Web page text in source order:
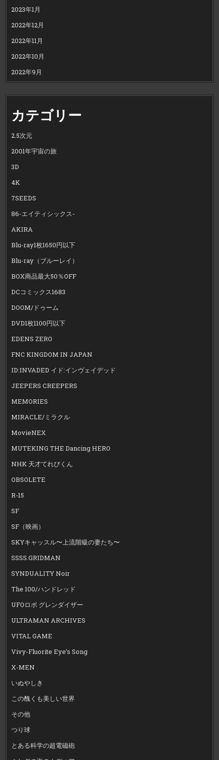
2023年1月
2022年12月
2022年11月
2022年10月
2022年9月
カテゴリー
2.5次元
2001年宇宙の旅
3D
4K
7SEEDS
86-エイティシックス-
AKIRA
Blu-ray1枚1650円以下
Blu-ray（ブルーレイ）
BOX商品最大50％OFF
DCコミックス1683
DOOM/ドゥーム
DVD1枚1100円以下
EDENS ZERO
FNC KINGDOM IN JAPAN
ID:INVADED イド:インヴェイデッド
JEEPERS CREEPERS
MEMORIES
MIRACLE/ミラクル
MovieNEX
MUTEKING THE Dancing HERO
NHK 天才てれびくん
OBSOLETE
R-15
SF
SF（映画）
SKYキャッスル〜上流階級の妻たち〜
SSSS.GRIDMAN
SYNDUALITY Noir
The 100/ハンドレッド
UFOロボ グレンダイザー
ULTRAMAN ARCHIVES
VITAL GAME
Vivy-Fluorite Eye’s Song
X-MEN
いぬやしき
この醜くも美しい世界
その他
つり球
とある科学の超電磁砲